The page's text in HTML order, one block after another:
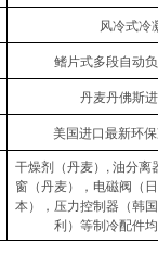
风冷式冷
鳍片式多段自动
丹麦丹佛斯
美国进口最新环
干燥剂（丹麦）, 油分离
窗（丹麦），电磁阀（
本），压力控制器（韩
利）等制冷配件